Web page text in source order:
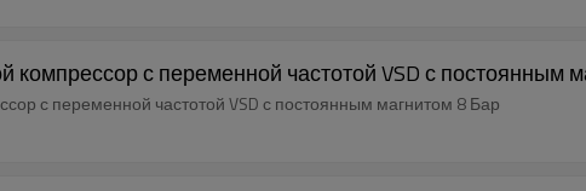
с переменной частотой VSD с постоянным
с переменной частотой VSD с постоянным магнитом 8 Бар